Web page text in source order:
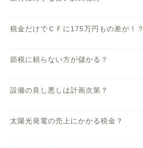
税金だけでＣＦに175万円もの差が！？
節税に頼らない方が儲かる？
設備の良し悪しは計画次第？
太陽光発電の売上にかかる税金？